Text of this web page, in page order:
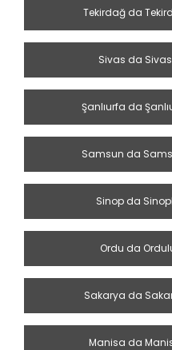
Tekirdağ da
Sivas da
Şanlıurfa da
Samsun da
Sinop da
Ordu da
Sakarya da
Manisa da